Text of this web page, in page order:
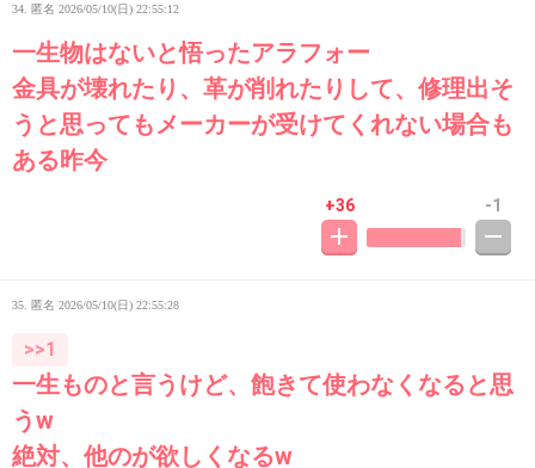
34. 匿名 2026/05/10(日) 22:55:12
一生物はないと悟ったアラフォー
金具が壊れたり、革が削れたりして、修理出そ
うと思ってもメーカーが受けてくれない場合も
ある昨今
+36 -1
35. 匿名 2026/05/10(日) 22:55:28
>>1
一生ものと言うけど、飽きて使わなくなると思
うw
絶対、他のが欲しくなるw